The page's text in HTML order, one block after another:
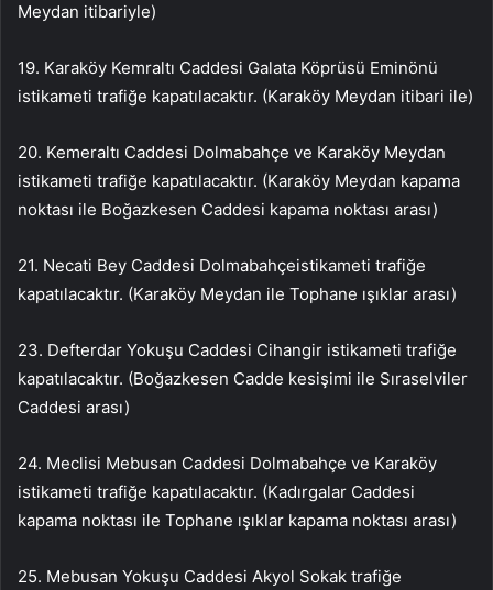
Meydan itibariyle)
19. Karaköy Kemraltı Caddesi Galata Köprüsü Eminönü
istikameti trafiğe kapatılacaktır. (Karaköy Meydan itibari ile)
20. Kemeraltı Caddesi Dolmabahçe ve Karaköy Meydan
istikameti trafiğe kapatılacaktır. (Karaköy Meydan kapama
noktası ile Boğazkesen Caddesi kapama noktası arası)
21. Necati Bey Caddesi Dolmabahçeistikameti trafiğe
kapatılacaktır. (Karaköy Meydan ile Tophane ışıklar arası)
23. Defterdar Yokuşu Caddesi Cihangir istikameti trafiğe
kapatılacaktır. (Boğazkesen Cadde kesişimi ile Sıraselviler
Caddesi arası)
24. Meclisi Mebusan Caddesi Dolmabahçe ve Karaköy
istikameti trafiğe kapatılacaktır. (Kadırgalar Caddesi
kapama noktası ile Tophane ışıklar kapama noktası arası)
25. Mebusan Yokuşu Caddesi Akyol Sokak trafiğe